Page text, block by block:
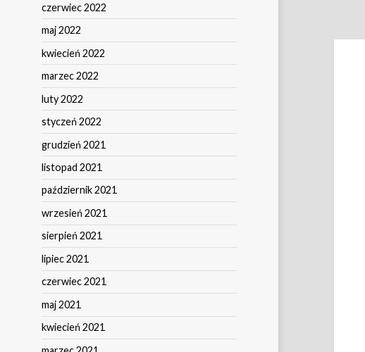
czerwiec 2022
maj 2022
kwiecień 2022
marzec 2022
luty 2022
styczeń 2022
grudzień 2021
listopad 2021
październik 2021
wrzesień 2021
sierpień 2021
lipiec 2021
czerwiec 2021
maj 2021
kwiecień 2021